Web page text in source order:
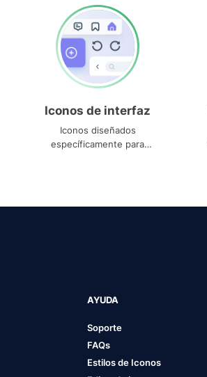
Iconos de interfaz
Iconos diseñados
específicamente para
AYUDA
Soporte
FAQs
Estilos de Iconos